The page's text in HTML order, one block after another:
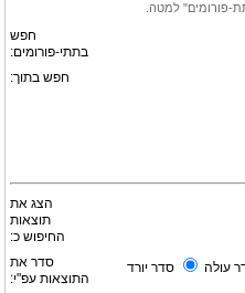
פורומים" למטה.
חפש
בתתי-פורומים:
חפש בתוך:
הצג את
תוצאות
החיפוש כ:
סדר את
התוצאות עפ"י:
עולה סדר יורד